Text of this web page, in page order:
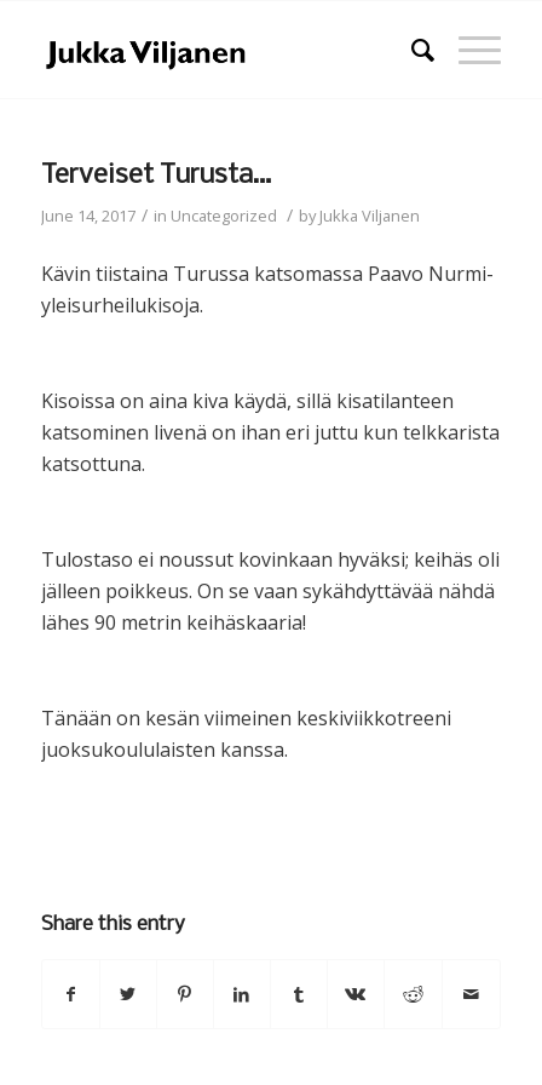
Terveiset Turusta…
June 14, 2017 / in Uncategorized / byJukka Viljanen
Kävin tiistaina Turussa katsomassa Paavo Nurmi-
yleisurheilukisoja.
Kisoissa on aina kiva käydä, sillä kisatilanteen
katsominen livenä on ihan eri juttu kun telkkarista
katsottuna.
Tulostaso ei noussut kovinkaan hyväksi; keihäs oli
jälleen poikkeus. On se vaan sykähdyttävää nähdä
lähes 90 metrin keihäskaaria!
Tänään on kesän viimeinen keskiviikkotreeni
juoksukoululaisten kanssa.
Share this entry